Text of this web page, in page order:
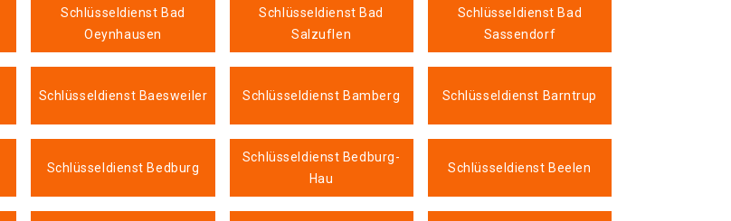
Schlüsseldienst Bad
Oeynhausen
Schlüsseldienst Bad
Salzuflen
Schlüsseldienst Bad
Sassendorf
Schlüsseldienst Baesweiler Schlüsseldienst Bamberg Schlüsseldienst Barntrup
Schlüsseldienst Bedburg
Schlüsseldienst Bedburg-
Hau
Schlüsseldienst Beelen